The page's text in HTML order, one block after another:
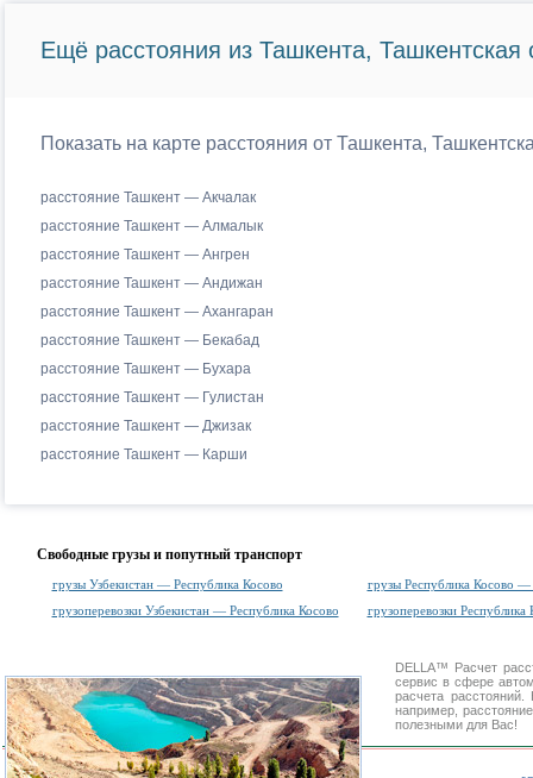
Ещё расстояния из Ташкента, Ташкентская
Показать на карте расстояния от Ташкента,
расстояние Ташкент — Акчалак
расстояние Ташкент — Алмалык
расстояние Ташкент — Ангрен
расстояние Ташкент — Андижан
расстояние Ташкент — Ахангаран
расстояние Ташкент — Бекабад
расстояние Ташкент — Бухара
расстояние Ташкент — Гулистан
расстояние Ташкент — Джизак
расстояние Ташкент — Карши
Свободные грузы и попутный транспорт
грузы Узбекистан — Республика Косово
грузы Республика Косово —
грузоперевозки Узбекистан — Республика Косово
грузоперевозки
DELLA™ Расчет
сервис в сфере
расчета
например,
полезными для Вас!